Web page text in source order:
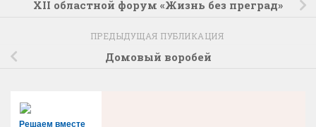
XII областной форум «Жизнь без преград»
ПРЕДЫДУЩАЯ ПУБЛИКАЦИЯ
Домовый воробей
Решаем вместе